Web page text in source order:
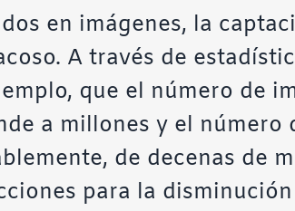
en imágenes, la
A través de
que el número de
a millones y el
de decenas de
para la